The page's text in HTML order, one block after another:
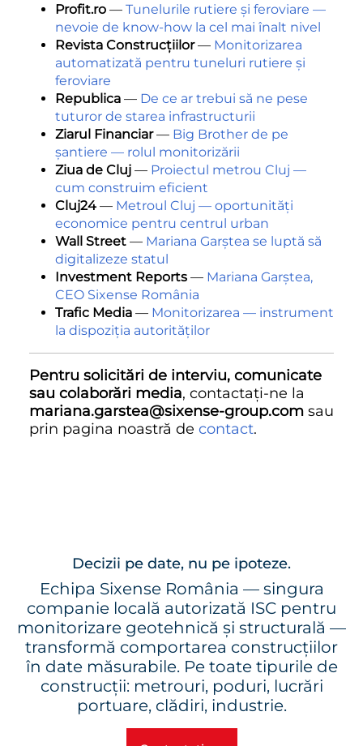
Profit.ro — Tunelurile rutiere și feroviare —
nevoie de know-how la cel mai înalt nivel
Revista Construcțiilor— Monitorizarea
automatizată pentru tuneluri rutiere și
feroviare
Republica — De ce ar trebui să ne pese
tuturor de starea infrastructurii
Ziarul Financiar— Big Brother de pe
șantiere — rolul monitorizării
Ziua de Cluj — Proiectul metrou Cluj —
cum construim eficient
Cluj24 — Metroul Cluj — oportunități
economice pentru centrul urban
Wall Street — Mariana Garștea se luptă să
digitalizeze statul
Investment Reports — Mariana Garștea,
CEO Sixense România
Trafic Media — Monitorizarea — instrument
la dispoziția autorităților
Pentru solicitări de interviu, comunicate
sau colaborări media, contactați-ne la
mariana.garstea@sixense-group.com sau
prin pagina noastră de contact.
Decizii pe date, nu pe ipoteze.
Echipa Sixense România — singura
companie locală autorizată ISC pentru
monitorizare geotehnică și structurală —
transformă comportarea construcțiilor
în date măsurabile. Pe toate tipurile de
construcții: metrouri, poduri, lucrări
portuare, clădiri, industrie.